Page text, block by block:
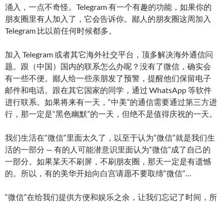
涌入，一点不奇怪。Telegram 有一个有趣的功能，如果你的
朋友圈里有人加入了，它会告诉你。鄙人的朋友圈这周加入
Telegram 比以前任何时候都多。
加入 Telegram 或者其它海外社交平台，顶多解决海外通信问
题。跟（中国）国内的联系怎么办呢？没有了微信，确实会
有一些不便。鄙人给一些亲朋发了预警，提醒他们保留电子
邮件和电话。跟在其它国家的同学，通过 WhatsApp 等软件
进行联系。如果将来有一天，“中美”的通信需要通过第三方进
行，那一定是“黑色幽默”的一天，但绝不是值得庆祝的一天。
我们生活在“微信”里面太久了，以至于认为“微信”就是我们生
活的一部分 — 有的人可能潜意识里面认为“微信”成了自己的
一部分。如果某天不刷屏，不刷朋友圈，那天一定是有遗憾
的。所以，有的美华开始向白宫请愿不要取缔“微信”…
“微信”在给我们提供方便和娱乐之余，让我们忘记了时间，所